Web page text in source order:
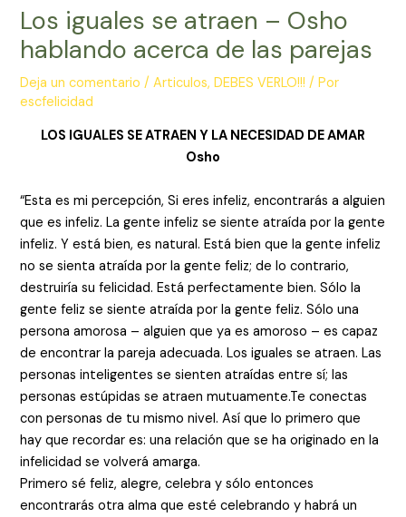
Los iguales se atraen – Osho
hablando acerca de las parejas
Deja un comentario /Articulos,DEBES VERLO!!! / Por
escfelicidad
LOS IGUALES SE ATRAEN Y LA NECESIDAD DE AMAR
Osho
“Esta es mi percepción, Si eres infeliz, encontrarás a alguien
que es infeliz. La gente infeliz se siente atraída por la gente
infeliz. Y está bien, es natural. Está bien que la gente infeliz
no se sienta atraída por la gente feliz; de lo contrario,
destruiría su felicidad. Está perfectamente bien. Sólo la
gente feliz se siente atraída por la gente feliz. Sólo una
persona amorosa – alguien que ya es amoroso – es capaz
de encontrar la pareja adecuada. Los iguales se atraen. Las
personas inteligentes se sienten atraídas entre sí; las
personas estúpidas se atraen mutuamente.Te conectas
con personas de tu mismo nivel. Así que lo primero que
hay que recordar es: una relación que se ha originado en la
infelicidad se volverá amarga.
Primero sé feliz, alegre, celebra y sólo entonces
encontrarás otra alma que esté celebrando y habrá un